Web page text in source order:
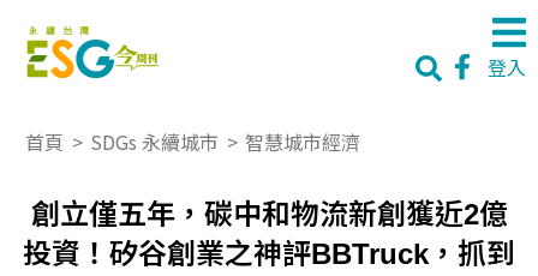
登入
首頁 > SDGs 永續城市 > 智慧城市經濟
創立僅五年，碳中和物流新創獲近2億
投資！矽谷創業之神評BBTruck，抓到